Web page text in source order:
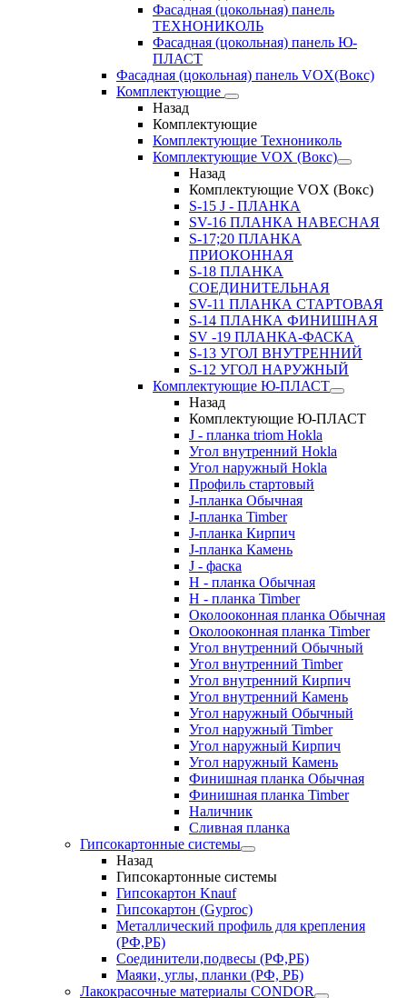
Фасадная (цокольная) панель
ТЕХНОНИКОЛЬ
Фасадная (цокольная) панель Ю-
ПЛАСТ
Фасадная (цокольная) панель VOX(Вокс)
Комплектующие
Назад
Комплектующие
Комплектующие Технониколь
Комплектующие VOX (Вокс)
Назад
Комплектующие VOX (Вокс)
S-15 J - ПЛАНКА
SV-16 ПЛАНКА НАВЕСНАЯ
S-17;20 ПЛАНКА
ПРИОКОННАЯ
S-18 ПЛАНКА
СОЕДИНИТЕЛЬНАЯ
SV-11 ПЛАНКА СТАРТОВАЯ
S-14 ПЛАНКА ФИНИШНАЯ
SV -19 ПЛАНКА-ФАСКА
S-13 УГОЛ ВНУТРЕННИЙ
S-12 УГОЛ НАРУЖНЫЙ
Комплектующие Ю-ПЛАСТ
Назад
Комплектующие Ю-ПЛАСТ
J - планка triom Hokla
Угол внутренний Hokla
Угол наружный Hokla
Профиль стартовый
J-планка Обычная
J-планка Timber
J-планка Кирпич
J-планка Камень
J - фаска
Н - планка Обычная
Н - планка Timber
Околооконная планка Обычная
Околооконная планка Timber
Угол внутренний Обычный
Угол внутренний Timber
Угол внутренний Кирпич
Угол внутренний Камень
Угол наружный Обычный
Угол наружный Timber
Угол наружный Кирпич
Угол наружный Камень
Финишная планка Обычная
Финишная планка Timber
Наличник
Сливная планка
Гипсокартонные системы
Назад
Гипсокартонные системы
Гипсокартон Knauf
Гипсокартон (Gyproc)
Металлический профиль для крепления
(РФ,РБ)
Соединители,подвесы (РФ,РБ)
Маяки, углы, планки (РФ, РБ)
Лакокрасочные материалы CONDOR